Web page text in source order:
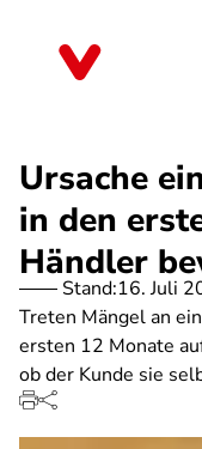
Ursache
in den
Händler
Stand:16. Juli
Treten Mängel an
ersten 12 Monate
ob der Kunde sie